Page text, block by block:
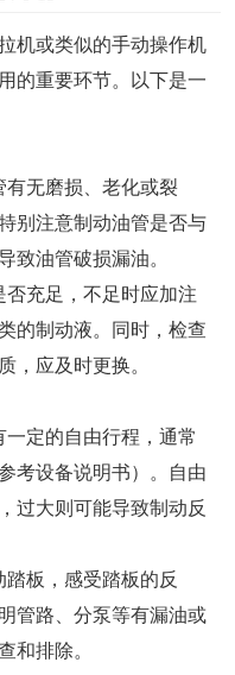
机或类似的手动操作机
的重要环节。以下是一
有无磨损、老化或裂
别注意制动油管是否与
致油管破损漏油。
充足，不足时应加注
的制动液。同时，检查
，应及时更换。
定的自由行程，通常
考设备说明书）。自由
过大则可能导致制动反
板，感受踏板的反
管路、分泵等有漏油或
和排除。